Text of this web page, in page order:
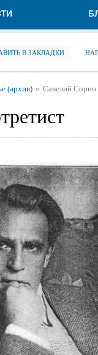
В ЗАКЛАДКИ
(архив) Савелий Сорин